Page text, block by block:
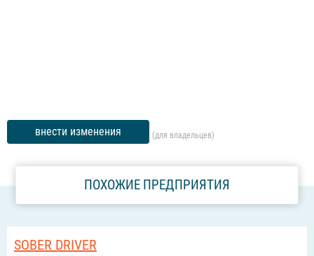
внести изменения (для владельцев)
ПОХОЖИЕ ПРЕДПРИЯТИЯ
SOBER DRIVER